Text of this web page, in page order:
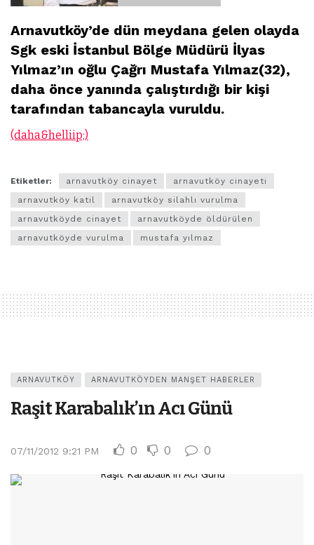
Arnavutköy’de dün meydana gelen olayda
Sgk eski İstanbul Bölge Müdürü İlyas
Yılmaz’ın oğlu Çağrı Mustafa Yılmaz(32),
daha önce yanında çalıştırdığı bir kişi
tarafından tabancayla vuruldu.
(daha&helliip;)
Etiketler: arnavutköy cinayet
arnavutköy cinayeti
arnavutköy katil
arnavutköy silahlı vurulma
arnavutköyde cinayet
arnavutköyde öldürülen
arnavutköyde vurulma
mustafa yılmaz
ARNAVUTKÖY ARNAVUTKÖYDEN MANŞET HABERLER
Raşit Karabalık’ın Acı Günü
07/11/2012 9:21 PM 0 0 0